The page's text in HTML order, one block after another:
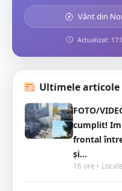
Vânt din
Actualizat:
Ultimele articole
FOTO/
cumplit!
frontal
și...
16 ore • Locale